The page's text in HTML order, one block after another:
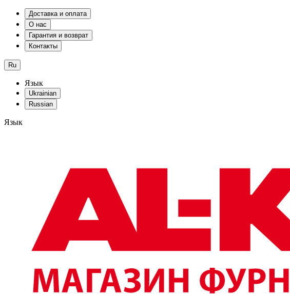
Доставка и оплата
О нас
Гарантия и возврат
Контакты
Ru
Язык
Ukrainian
Russian
Язык